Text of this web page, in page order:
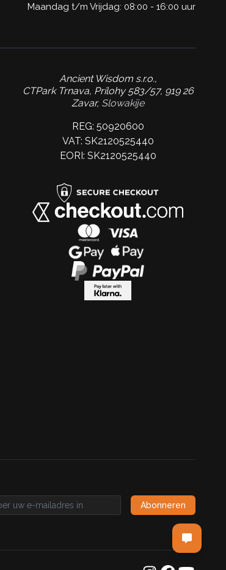
Maandag t/m Vrijdag: 08:00 - 16:00 uur
Ancient Wisdom s.r.o.,
CTPark Trnava, Prílohy 583/57, 919 26
Zavar, Slowakije
REG: 50920600
VAT: SK2120525440
EORI: SK2120525440
address
Abonneren